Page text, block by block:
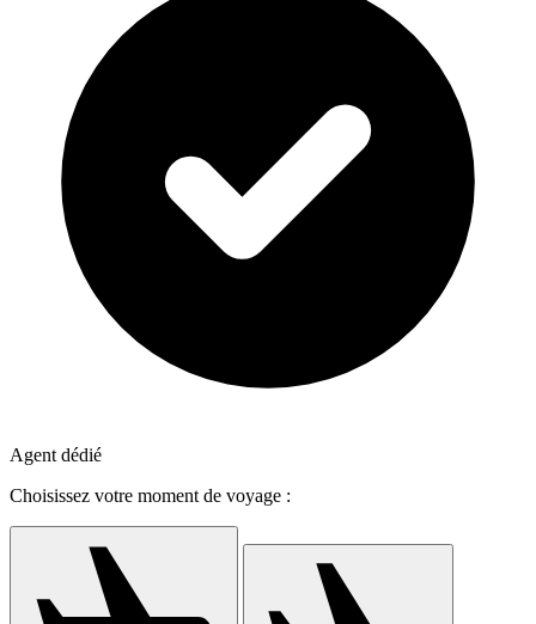
Agent dédié
Choisissez votre moment de voyage :